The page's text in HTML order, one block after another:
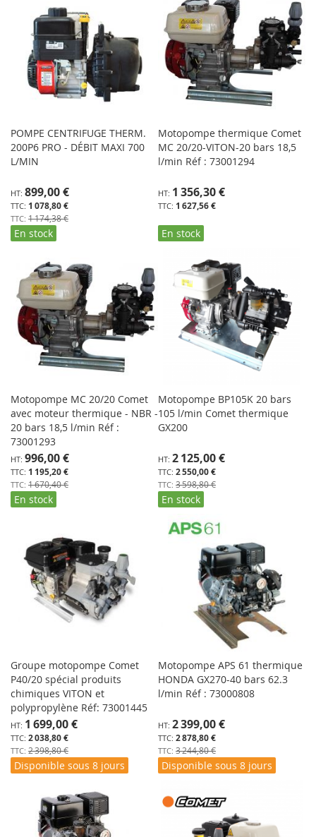
POMPE CENTRIFUGE THERM.
200P6 PRO - DÉBIT MAXI 700
L/MIN
Spécial1 078,80 €
899,00 €
1 174,38 €
En stock
Motopompe thermique Comet
MC 20/20-VITON-20 bars 18,5
l/min Réf : 73001294
1 627,56 €
1 356,30 €
En stock
Motopompe MC 20/20 Comet
avec moteur thermique - NBR -
20 bars 18,5 l/min Réf :
73001293
Spécial1 195,20 €
996,00 €
1 670,40 €
En stock
Motopompe BP105K 20 bars
105 l/min Comet thermique
GX200
Spécial2 550,00 €
2 125,00 €
3 598,80 €
En stock
Groupe motopompe Comet
P40/20 spécial produits
chimiques VITON et
polypropylène Réf: 73001445
Prix
Spécial2 038,80 €
1 699,00 €
2 398,80 €
Disponible sous 8 jours
Motopompe APS 61 thermique
HONDA GX270-40 bars 62.3
l/min Réf : 73000808
Prix
Spécial2 878,80 €
2 399,00 €
3 244,80 €
Disponible sous 8 jours